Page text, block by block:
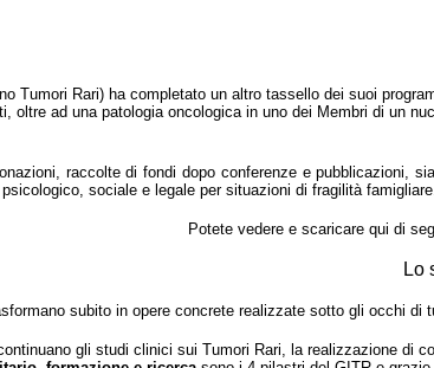
Tumori Rari) ha completato un altro tassello dei suoi
oltre ad una patologia oncologica in uno dei Membri di un
raccolte di fondi dopo conferenze e pubblicazioni,
sociale e legale per situazioni di fragilità
Potete vedere e scaricare qui di
Lo
subito in opere concrete realizzate sotto gli occhi
gli studi clinici sui Tumori Rari, la realizzazione di